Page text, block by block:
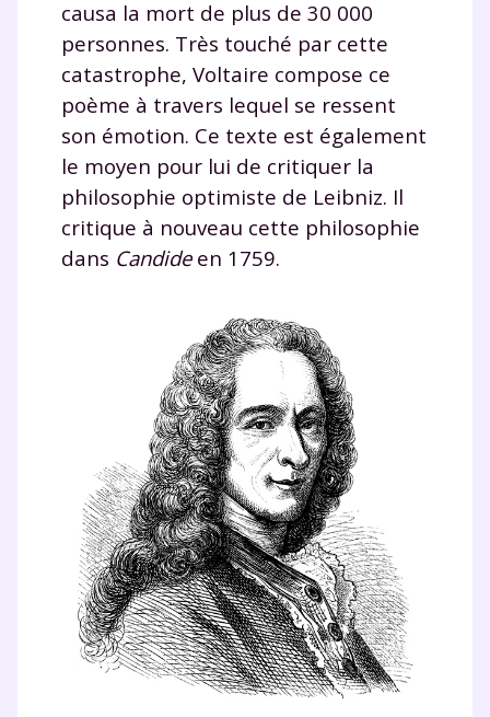
causa la mort de plus de 30 000
personnes. Très touché par cette
catastrophe, Voltaire compose ce
poème à travers lequel se ressent
son émotion. Ce texte est également
le moyen pour lui de critiquer la
philosophie optimiste de Leibniz. Il
critique à nouveau cette philosophie
dans Candideen 1759.